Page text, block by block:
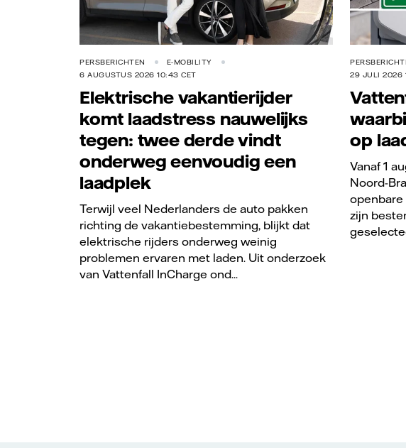
PERSBERICHTEN
E-MOBILITY
6 AUGUSTUS 2026 10:43 CET
Elektrische vakantierijder
komt laadstress nauwelijks
tegen: twee derde vindt
onderweg eenvoudig een
laadplek
Terwijl veel Nederlanders de auto pakken
richting de vakantiebestemming, blijkt dat
elektrische rijders onderweg weinig
problemen ervaren met laden. Uit onderzoek
van Vattenfall InCharge ond...
29 JULI 2026
op
Vanaf 1
Noord-
zijn